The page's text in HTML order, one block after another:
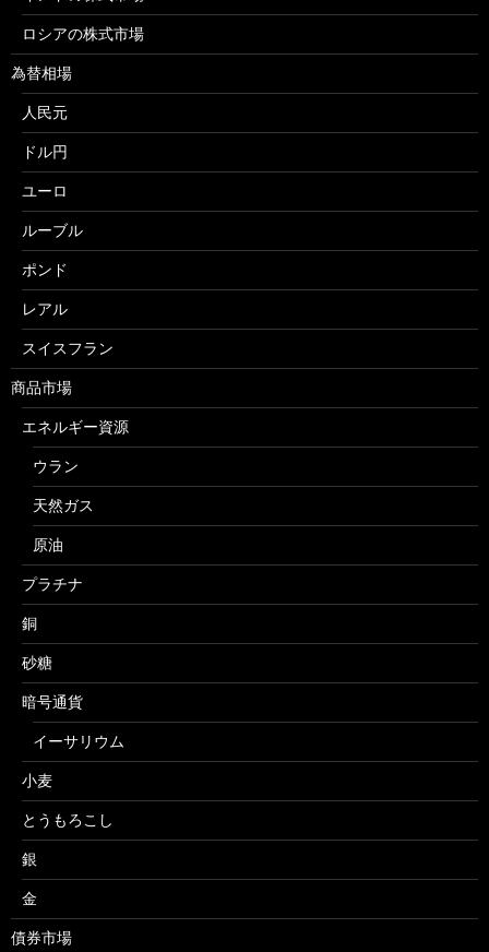
ロシアの株式市場
為替相場
人民元
ドル円
ユーロ
ルーブル
ポンド
レアル
スイスフラン
商品市場
エネルギー資源
ウラン
天然ガス
原油
プラチナ
銅
砂糖
暗号通貨
イーサリウム
小麦
とうもろこし
銀
金
債券市場